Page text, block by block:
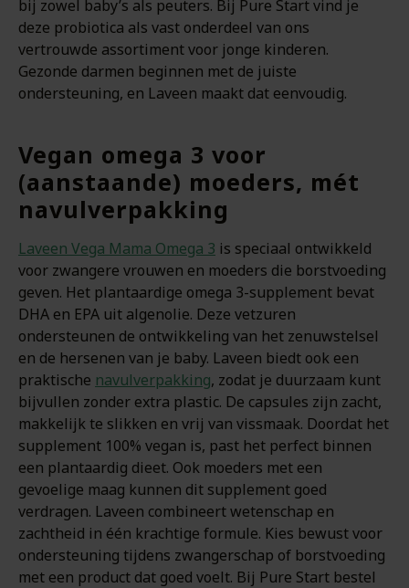
bij zowel baby’s als peuters. Bij Pure Start vind je
deze probiotica als vast onderdeel van ons
vertrouwde assortiment voor jonge kinderen.
Gezonde darmen beginnen met de juiste
ondersteuning, en Laveen maakt dat eenvoudig.
Vegan omega 3 voor
(aanstaande) moeders, mét
navulverpakking
Laveen Vega Mama Omega 3 is speciaal ontwikkeld
voor zwangere vrouwen en moeders die borstvoeding
geven. Het plantaardige omega 3-supplement bevat
DHA en EPA uit algenolie. Deze vetzuren
ondersteunen de ontwikkeling van het zenuwstelsel
en de hersenen van je baby. Laveen biedt ook een
praktische navulverpakking, zodat je duurzaam kunt
bijvullen zonder extra plastic. De capsules zijn zacht,
makkelijk te slikken en vrij van vissmaak. Doordat het
supplement 100% vegan is, past het perfect binnen
een plantaardig dieet. Ook moeders met een
gevoelige maag kunnen dit supplement goed
verdragen. Laveen combineert wetenschap en
zachtheid in één krachtige formule. Kies bewust voor
ondersteuning tijdens zwangerschap of borstvoeding
met een product dat goed voelt. Bij Pure Start bestel